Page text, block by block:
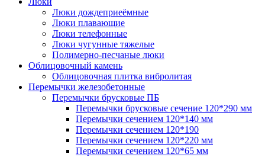
Люки дождеприеёмные
Люки плавающие
Люки телефонные
Люки чугунные тяжелые
Полимерно-песчаные люки
Облицовочный камень
Облицовочная плитка вибролитая
Перемычки железобетонные
Перемычки брусковые ПБ
Перемычки брусковые сечение 120*290 мм
Перемычки сечением 120*140 мм
Перемычки сечением 120*190
Перемычки сечением 120*220 мм
Перемычки сечением 120*65 мм